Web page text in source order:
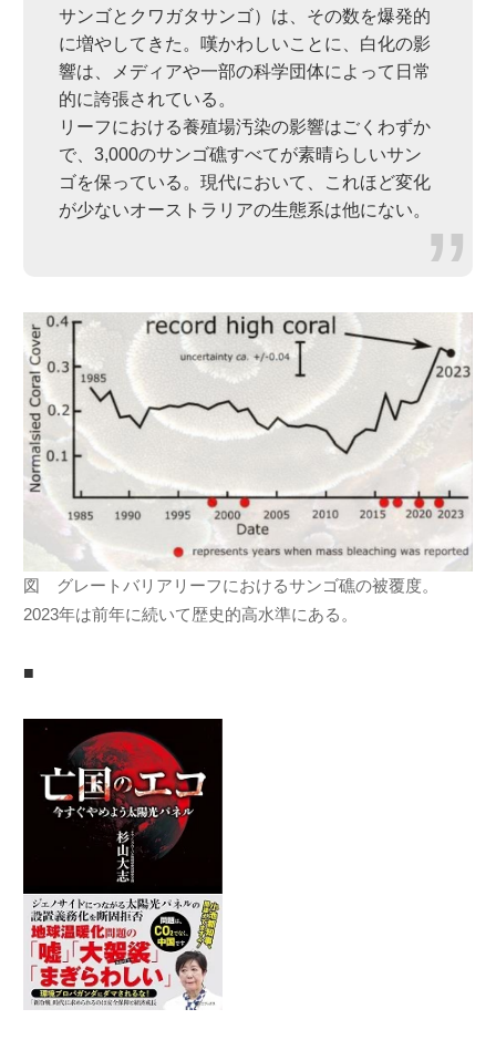
サンゴとクワガタサンゴ）は、その数を爆発的
に増やしてきた。嘆かわしいことに、白化の影
響は、メディアや一部の科学団体によって日常
的に誇張されている。
リーフにおける養殖場汚染の影響はごくわずか
で、3,000のサンゴ礁すべてが素晴らしいサン
ゴを保っている。現代において、これほど変化
が少ないオーストラリアの生態系は他にない。
図 グレートバリアリーフにおけるサンゴ礁の被覆度。
2023年は前年に続いて歴史的高水準にある。
■